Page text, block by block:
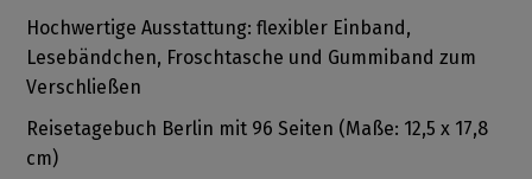
Hochwertige Ausstattung: flexibler Einband,
Lesebändchen, Froschtasche und Gummiband zum
Verschließen
Reisetagebuch Berlin mit 96 Seiten (Maße: 12,5 x 17,8
cm)